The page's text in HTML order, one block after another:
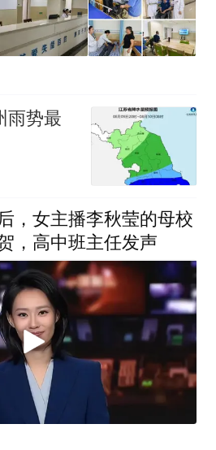
雨势最
，女主播李秋莹的母校
，高中班主任发声